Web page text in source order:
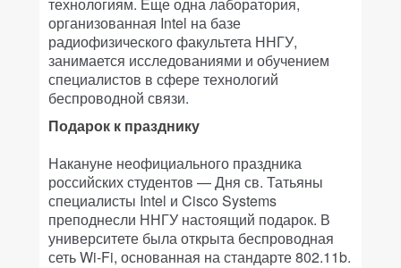
организованная Intel на базе
радиофизического факультета ННГУ,
занимается исследованиями и обучением
специалистов в сфере технологий
беспроводной связи.
Подарок к празднику
Накануне неофициального праздника
российских студентов — Дня св. Татьяны
специалисты Intel и Cisco Systems
преподнесли ННГУ настоящий подарок. В
университете была открыта беспроводная
сеть Wi-Fi, основанная на стандарте 802.11b.